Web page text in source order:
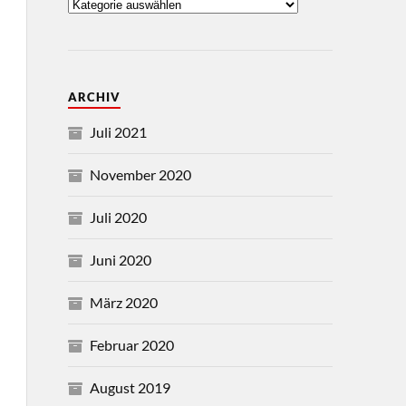
ARCHIV
Juli 2021
November 2020
Juli 2020
Juni 2020
März 2020
Februar 2020
August 2019